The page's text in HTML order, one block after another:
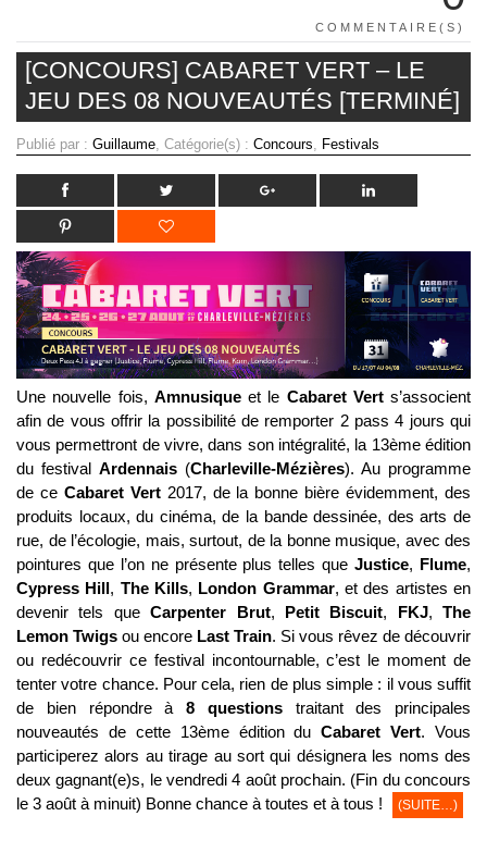
COMMENTAIRE(S)
[CONCOURS] CABARET VERT – LE
JEU DES 08 NOUVEAUTÉS [TERMINÉ]
Publié par : Guillaume , Catégorie(s) : Concours Festivals
Une nouvelle fois, Amnusiqueet le Cabaret Verts’associent
afin de vous offrir la possibilité de remporter 2 pass 4 jours qui
vous permettront de vivre, dans son intégralité, la 13ème édition
du festival Ardennais (Charleville-Mézières). Au programme
de ce Cabaret Vert2017, de la bonne bière évidemment, des
produits locaux, du cinéma, de la bande dessinée, des arts de
rue, de l’écologie, mais, surtout, de la bonne musique, avec des
pointures que l’on ne présente plus telles queJustice, Flume,
Cypress Hill, The Kills, London Grammar, et des artistes en
devenir tels queCarpenter Brut, Petit Biscuit, FKJ, The
Lemon Twigs ou encore Last Train. Si vous rêvez de découvrir
ou redécouvrir ce festival incontournable, c’est le moment de
tenter votre chance. Pour cela, rien de plus simple : il vous suffit
de bien répondre à 8 questionstraitant des principales
nouveautés de cette 13ème édition du Cabaret Vert. Vous
participerez alors au tirage au sort qui désignera les noms des
deux gagnant(e)s, le vendredi 4 août prochain. (Fin du concours
le 3 août à minuit) Bonne chance à toutes et à tous !
(SUITE…)